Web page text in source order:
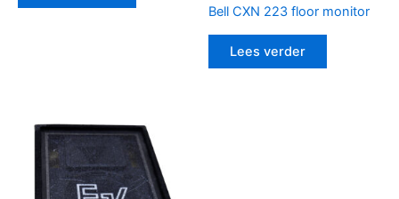
Bell CXN 223 floor monitor
Lees verder